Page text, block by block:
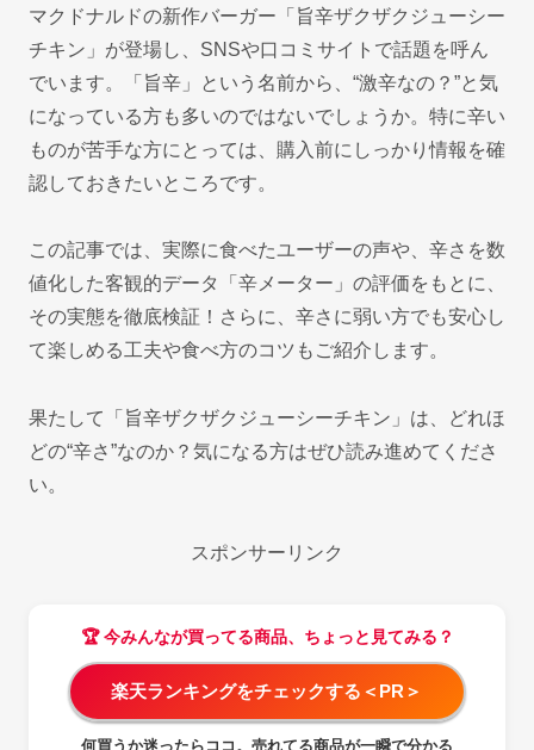
マクドナルドの新作バーガー「旨辛ザクザクジューシー
チキン」が登場し、SNSや口コミサイトで話題を呼ん
でいます。「旨辛」という名前から、“激辛なの？”と気
になっている方も多いのではないでしょうか。特に辛い
ものが苦手な方にとっては、購入前にしっかり情報を確
認しておきたいところです。
この記事では、実際に食べたユーザーの声や、辛さを数
値化した客観的データ「辛メーター」の評価をもとに、
その実態を徹底検証！さらに、辛さに弱い方でも安心し
て楽しめる工夫や食べ方のコツもご紹介します。
果たして「旨辛ザクザクジューシーチキン」は、どれほ
どの“辛さ”なのか？気になる方はぜひ読み進めてくださ
い。
スポンサーリンク
🏆 今みんなが買ってる商品、ちょっと見てみる？
楽天ランキングをチェックする＜PR＞
何買うか迷ったらココ。売れてる商品が一瞬で分かる